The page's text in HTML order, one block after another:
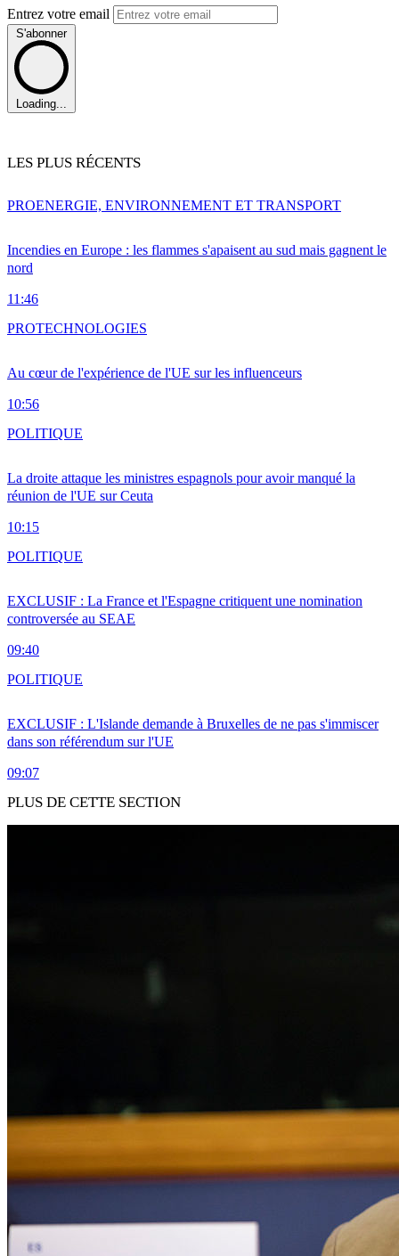
Entrez votre email
S'abonner
Loading...
LES PLUS RÉCENTS
Incendies en Europe : les flammes s'apaisent au sud mais gagnent le
nord
11:46
PROENERGIE, ENVIRONNEMENT ET TRANSPORT
Au cœur de l'expérience de l'UE sur les influenceurs
10:56
PROTECHNOLOGIES
La droite attaque les ministres espagnols pour avoir manqué la
réunion de l'UE sur Ceuta
10:15
POLITIQUE
EXCLUSIF : La France et l'Espagne critiquent une nomination
controversée au SEAE
09:40
POLITIQUE
EXCLUSIF : L'Islande demande à Bruxelles de ne pas s'immiscer
dans son référendum sur l'UE
09:07
POLITIQUE
PLUS DE CETTE SECTION